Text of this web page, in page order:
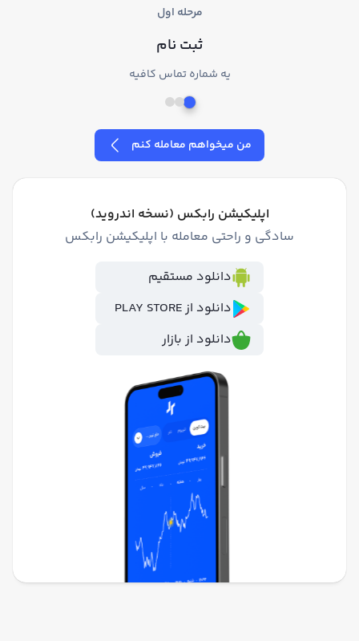
مرحله اول
ثبت نام
یه شماره تماس کافیه
من میخواهم معامله کنم
اپلیکیشن رابکس (نسخه اندروید)
سادگی و راحتی معامله با اپلیکیشن رابکس
دانلود مستقیم
دانلود از PLAY STORE
دانلود از بازار